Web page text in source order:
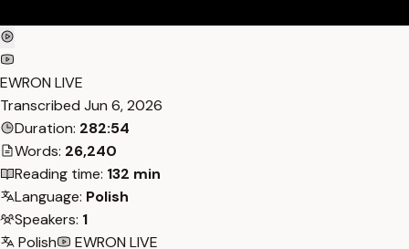
EWRON LIVE
Transcribed Jun 6, 2026
Duration: 282:54
Words: 26,240
Reading time: 132 min
Language: Polish
Speakers: 1
Polish
EWRON LIVE